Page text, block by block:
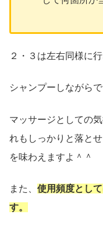
２・３は左右同様に
シャンプーしながら
マッサージとしての
れもしっかりと落と
を味わえますよ＾＾
また、 使用頻度とし
す。